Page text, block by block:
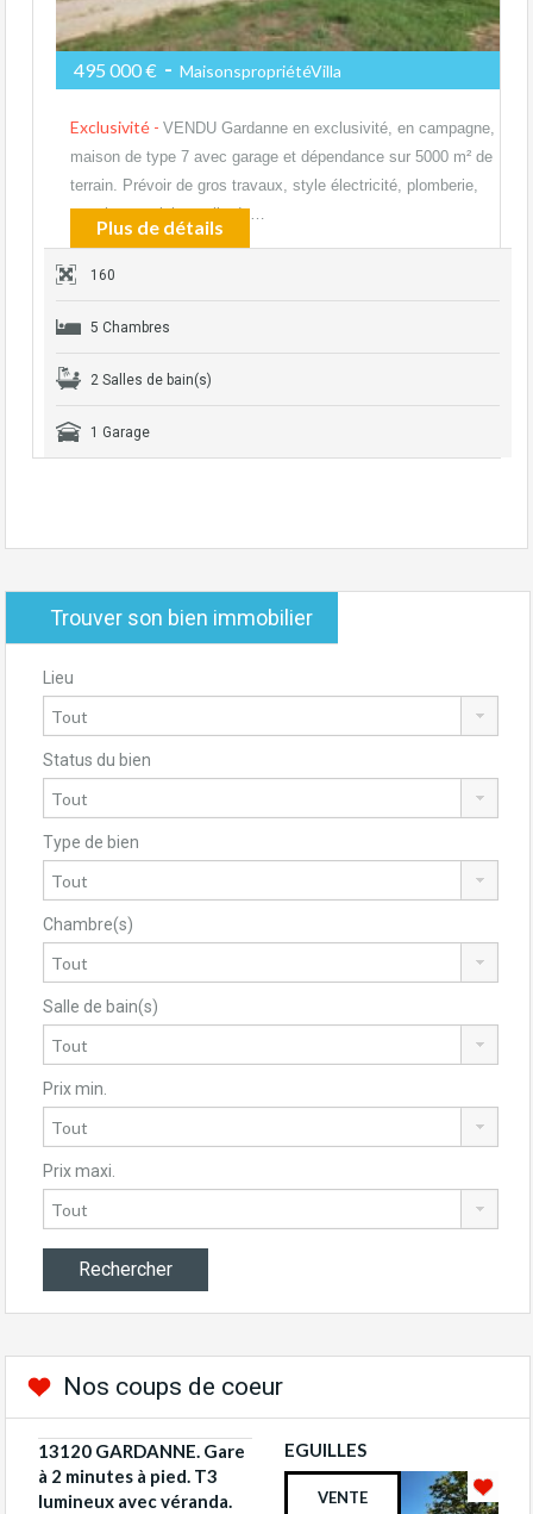
495 000 € - MaisonspropriétéVilla
Exclusivité - VENDU Gardanne en exclusivité, en campagne,
maison de type 7 avec garage et dépendance sur 5000 m² de
terrain. Prévoir de gros travaux, style électricité, plomberie,
carrelage, cuisine salle de…
Plus de détails
160
5 Chambres
2 Salles de bain(s)
1 Garage
Trouver son bien immobilier
Lieu
Status du bien
Type de bien
Chambre(s)
Salle de bain(s)
Prix min.
Prix maxi.
Nos coups de coeur
13120 GARDANNE. Gare
à 2 minutes à pied. T3
lumineux avec véranda.
EGUILLES
VENTE